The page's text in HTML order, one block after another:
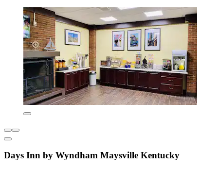
Days Inn by Wyndham Maysville Kentucky